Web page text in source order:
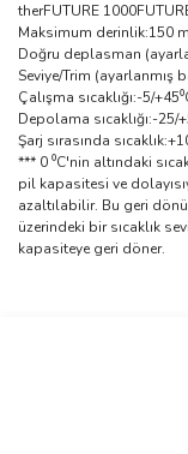
therFUTURE
Maksimum derinlik:150
Doğru deplasman
Seviye/Trim (ayarlanmış
Çalışma sıcaklığı:-5/
Depolama sıcaklığı:-25/
Şarj sırasında
*** 0 ⁰C'nin altındaki
pil kapasitesi ve
azaltılabilir. Bu geri
üzerindeki bir sıcaklık
kapasiteye geri döner.
Ürün resmi